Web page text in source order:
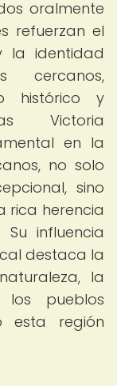
oralmente
refuerzan el
la identidad
cercanos,
histórico y
Victoria
en la
no solo
sino
rica herencia
influencia
destaca la
la
pueblos
esta región